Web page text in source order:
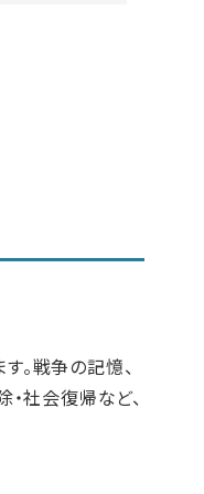
。戦争の記憶、
社会復帰など、